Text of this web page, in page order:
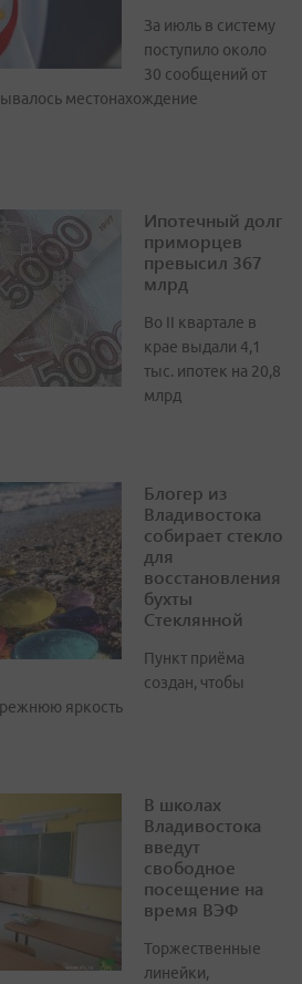
За июль в систему
поступило около
30 сообщений от
местонахождение
Ипотечный долг
приморцев
превысил 367
млрд
Во II квартале в
крае выдали 4,1
тыс. ипотек на 20,8
млрд
Блогер из
Владивостока
собирает стекло
для
восстановления
бухты
Стеклянной
Пункт приёма
создан, чтобы
яркость
В школах
Владивостока
введут
свободное
посещение на
время ВЭФ
Торжественные
линейки,